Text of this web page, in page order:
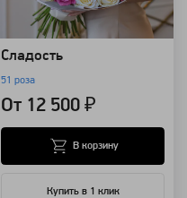
Сладость
51 роза
От 12 500 ₽
Купить в 1 клик
В корзину